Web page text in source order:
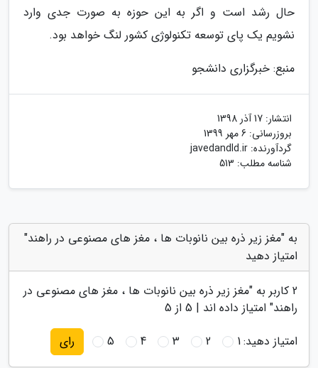
حال رشد است و اگر به این حوزه به صورت جدی وارد
نشویم یک پای توسعه تکنولوژی کشور لنگ خواهد بود.
منبع: خبرگزاری دانشجو
انتشار: 17 آذر 1398
بروزرسانی: 6 مهر 1399
گردآورنده: javedandld.ir
شناسه مطلب: 513
به "مغز زیر ذره بین نانوبات ها ، مغز های مصنوعی در راهند"
امتیاز دهید
2 کاربر به "مغز زیر ذره بین نانوبات ها ، مغز های مصنوعی در
راهند" امتیاز داده اند | 5 از 5
امتیاز دهید:1
2
3
4
5 رای